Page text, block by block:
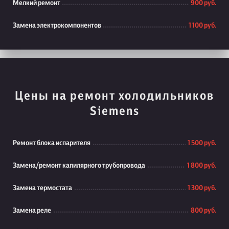
Мелкий ремонт 900 руб.
Замена электрокомпонентов 1 100 руб.
Цены на ремонт холодильников
Siemens
Ремонт блока испарителя 1 500 руб.
Замена/ремонт капилярного трубопровода 1 800 руб.
Замена термостата 1 300 руб.
Замена реле 800 руб.